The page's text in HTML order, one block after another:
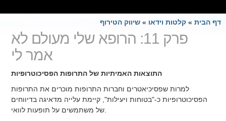
דף הבית » קלטות וידאו » שיווק הטירוף
פרק 11: הרופא שלי מעולם לא
אמר לי
התוצאות האמיתיות של התרופות הפסיכוטרופיות
למרות שפסיכיאטרים וחברות התרופות מוכרים את התרופות
הפסיכוטרופיות כ-"בטוחות ויעילות", קיימת עלייה מדאיגה בדיווחים
של משתמשים על תופעות לוואי.